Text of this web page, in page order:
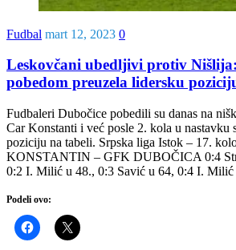
Fudbal mart 12, 2023 0
Leskovčani ubedljivi protiv
pobedom preuzela lidersku
Fudbaleri Dubočice pobedili su danas na
Car Konstanti i već posle 2. kola u nastavku
poziciju na tabeli. Srpska liga Istok – 17.
KONSTANTIN – GFK DUBOČICA 0:4
0:2 I. Milić u 48., 0:3 Savić u 64, 0:4 I.
Podeli ovo: